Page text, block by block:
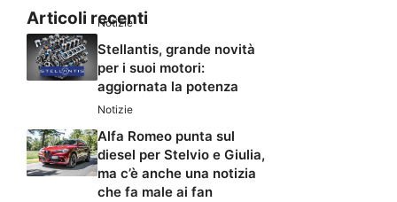
Articoli recenti
Notizie
Stellantis, grande novità
per i suoi motori:
aggiornata la potenza
Notizie
Alfa Romeo punta sul
diesel per Stelvio e Giulia,
ma c’è anche una notizia
che fa male ai fan